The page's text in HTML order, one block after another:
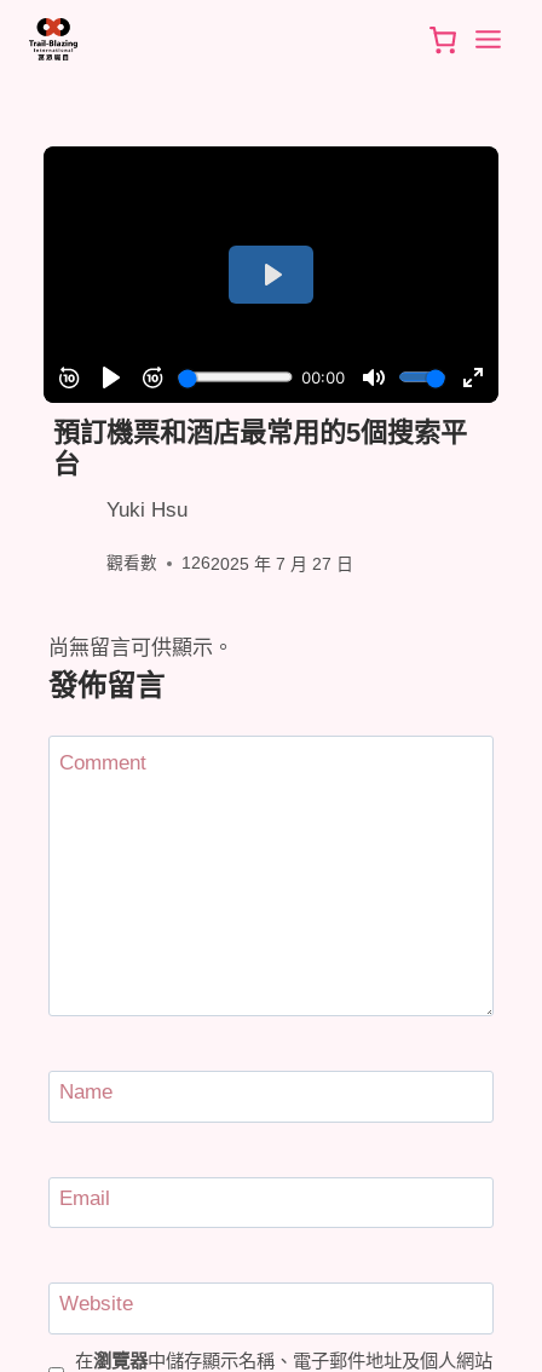
預訂機票和酒店最常用的5個搜索平
台
Yuki Hsu
觀看數 1262025 年 7 月 27 日
尚無留言可供顯示。
發佈留言
Comment
Name
Email
Website
在瀏覽器中儲存顯示名稱、電子郵件地址及個人網站